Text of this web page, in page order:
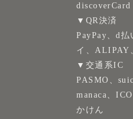
discoverCard
▼QR決済
PayPay、d払
イ、ALIPAY
▼交通系IC
PASMO、
manaca、
かけん